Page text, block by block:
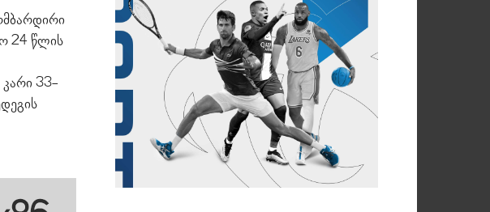
24 წლის
კარი 33-